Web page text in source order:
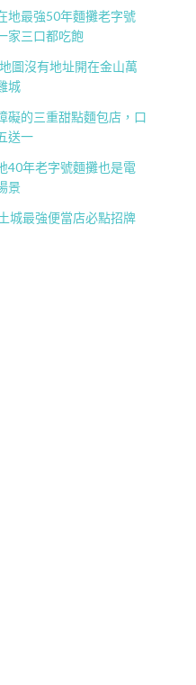
地最強50年麵攤老字號
家三口都吃飽
圖沒有地址開在金山萬
城
礙的三重甜點麵包店，口
送一
40年老字號麵攤也是電
景
城最強便當店必點招牌